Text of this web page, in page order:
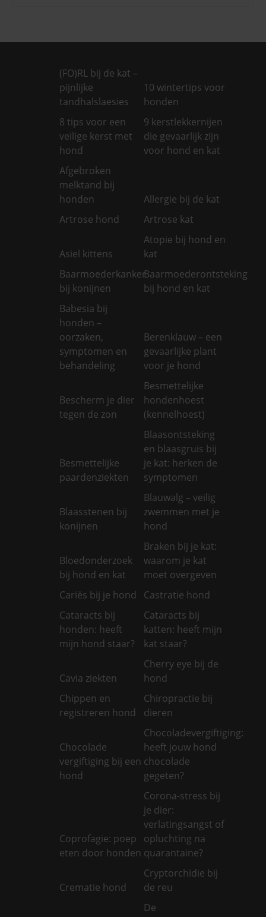
(FO)RL bij de kat –
pijnlijke
tandhalslaesies
10 wintertips voor
honden
8 tips voor een
veilige kerst met
hond
9 kerstlekkernijen
die gevaarlijk zijn
voor hond en kat
Afgebroken
melktand bij
honden
Allergie bij de kat
Artrose hond
Artrose kat
Asiel kittens
Atopie bij hond en
kat
Baarmoederkanker
bij konijnen
Baarmoederontsteking
bij hond en kat
Babesia bij
honden –
oorzaken,
symptomen en
behandeling
Berenklauw – een
gevaarlijke plant
voor je hond
Bescherm je dier
tegen de zon
Besmettelijke
hondenhoest
(kennelhoest)
Besmettelijke
paardenziekten
Blaasontsteking
en blaasgruis bij
je kat: herken de
symptomen
Blaasstenen bij
konijnen
Blauwalg – veilig
zwemmen met je
hond
Bloedonderzoek
bij hond en kat
Braken bij je kat:
waarom je kat
moet overgeven
Cariës bij je hond
Castratie hond
Cataracts bij
honden: heeft
mijn hond staar?
Cataracts bij
katten: heeft mijn
kat staar?
Cavia ziekten
Cherry eye bij de
hond
Chippen en
registreren hond
Chiropractie bij
dieren
Chocolade
vergiftiging bij een
hond
Chocoladevergiftiging:
heeft jouw hond
chocolade
gegeten?
Coprofagie: poep
eten door honden
Corona-stress bij
je dier:
verlatingsangst of
opluchting na
quarantaine?
Crematie hond
Cryptorchidie bij
de reu
De